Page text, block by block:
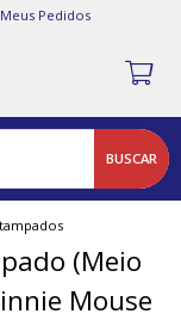
Meus Pedidos
BUSCAR
(Meio
Mouse